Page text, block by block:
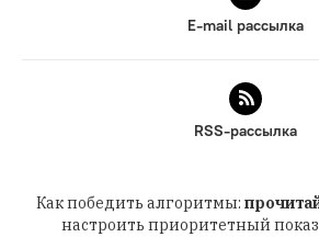
E-mail рассылка
RSS-рассылка
Как победить алгоритмы:
настроить приоритетный